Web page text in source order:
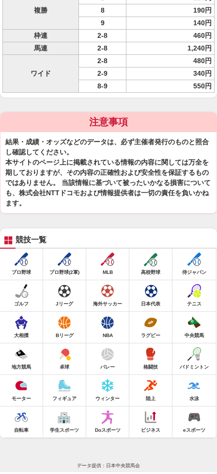
複勝
8
190円
9
140円
枠連
2-8
460円
馬連
2-8 1,240円
ワイド
2-8
480円
2-9
340円
8-9
550円
注意事項
結果・成績・オッズなどのデータは、必ず主催者発行のものと照合
し確認してください。
本サイトのページ上に掲載されている情報の内容に関しては万全を
期しておりますが、その内容の正確性および安全性を保証するもの
ではありません。 当該情報に基づいて被ったいかなる損害について
も、株式会社NTTドコモおよび情報提供者は一切の責任を負いかね
ます。
競技一覧
プロ野球 プロ野球(2軍) MLB 高校野球 侍ジャパン
ゴルフ Jリーグ 海外サッカー 日本代表 テニス
大相撲 Bリーグ NBA ラグビー 中央競馬
地方競馬 卓球 バレー 格闘技 バドミントン
モーター フィギュア ウィンター 陸上 水泳
自転車 学生スポーツ Doスポーツ ビジネス eスポーツ
データ提供：日本中央競馬会